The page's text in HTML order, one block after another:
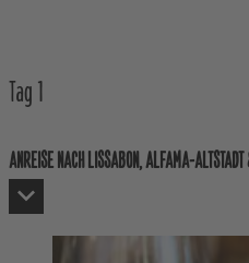
Tag 1
ANREISE NACH LISSABON, ALFAMA-ALTSTADT